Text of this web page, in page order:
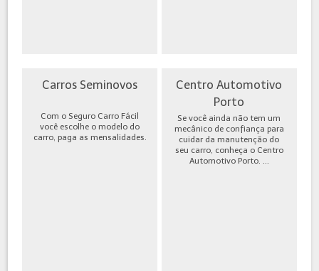
Carros Seminovos
Com o Seguro Carro Fácil
você escolhe o modelo do
carro, paga as mensalidades.
Centro Automotivo
Porto
Se você ainda não tem um
mecânico de confiança para
cuidar da manutenção do
seu carro, conheça o Centro
Automotivo Porto. ...